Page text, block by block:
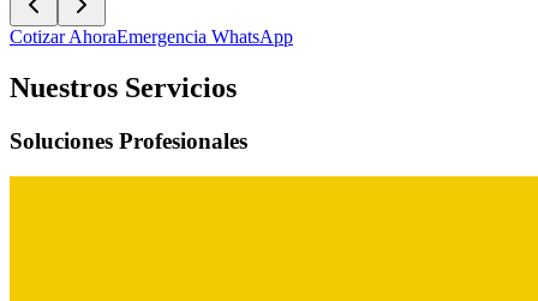
Cotizar AhoraEmergencia WhatsApp
Nuestros Servicios
Soluciones Profesionales